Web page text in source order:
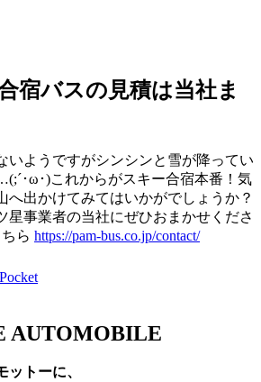
宿バスの見積は当社ま
いようですがシンシンと雪が降ってい
･ω･)これからがスキー合宿本番！気
へ出かけてみてはいかがでしょうか？
星事業者の当社にぜひおまかせくださ
ら https://pam-bus.co.jp/contact/
Pocket
ットーに、